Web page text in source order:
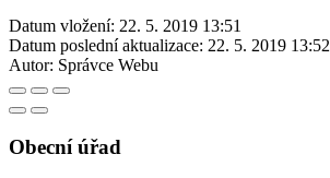
Datum vložení: 22. 5. 2019 13:51
Datum poslední aktualizace: 22. 5. 2019 13:52
Autor: Správce Webu
Obecní úřad